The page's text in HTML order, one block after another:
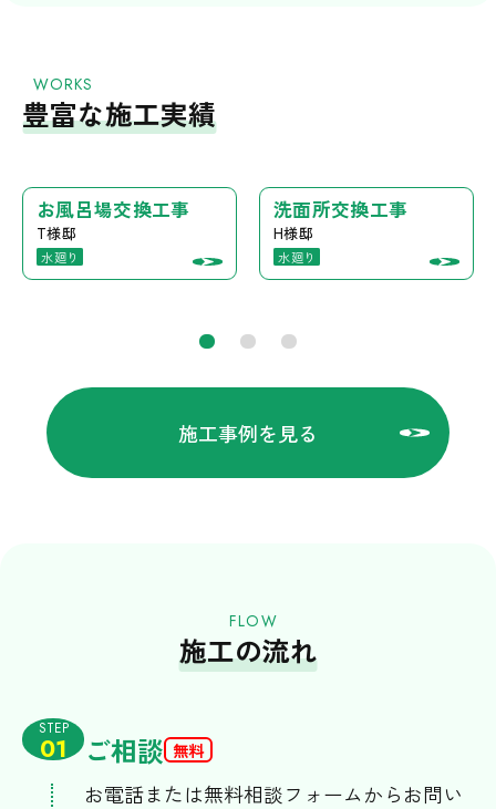
WORKS
豊富な施工実績
お風呂場交換工事
T様邸
水廻り
洗面所交換工事
H様邸
水廻り
施工事例を見る
FLOW
施工の流れ
STEP
01 ご相談 無料
お電話または無料相談フォームからお問い